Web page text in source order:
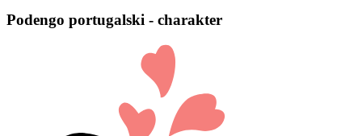
Podengo portugalski - charakter